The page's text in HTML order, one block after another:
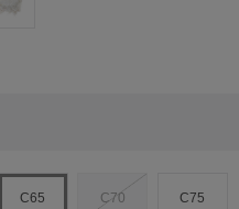
C65 C70 C75